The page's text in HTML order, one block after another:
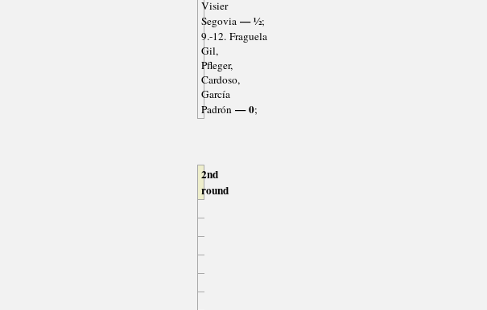
Visier
Segovia— ½;
9.-12. Fraguela
Gil,
Pfleger,
Cardoso,
García
Padrón— 0;
2nd
round